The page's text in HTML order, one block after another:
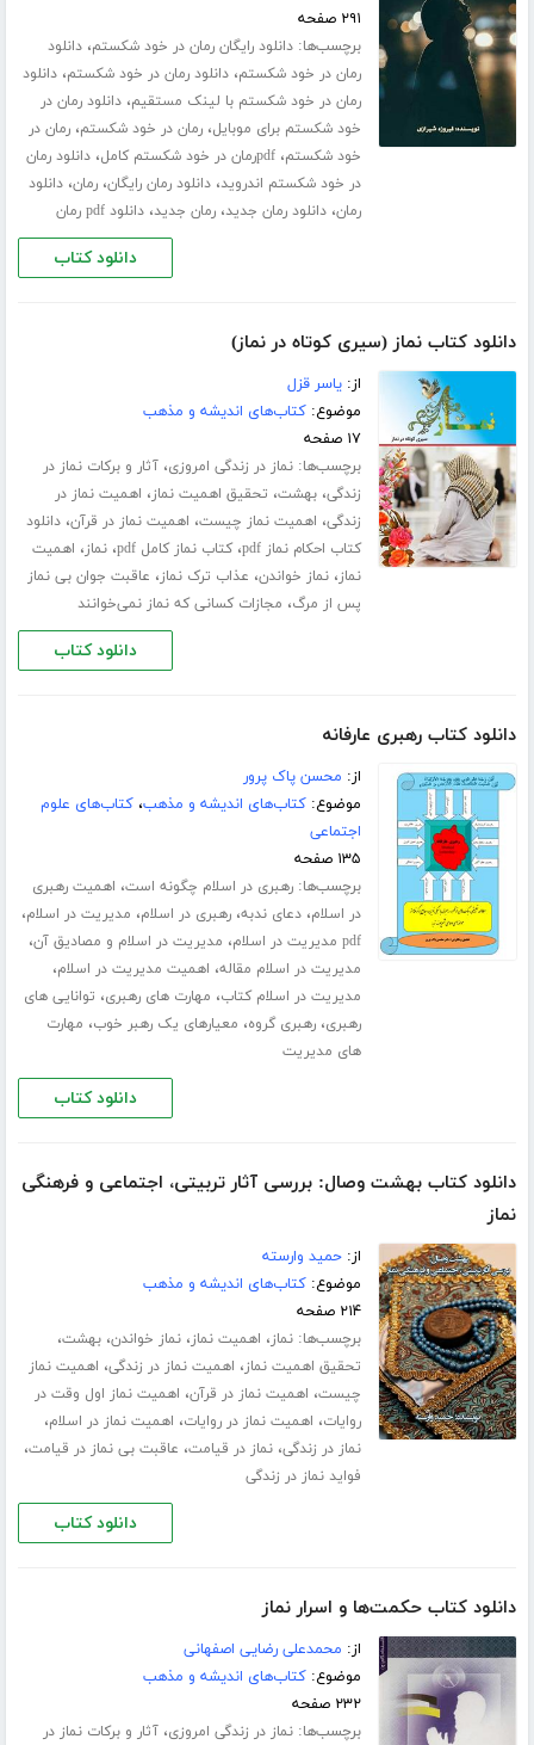
۲۹۱ صفحه
برچسب‌ها:دانلود رایگان رمان در خود شکستم،دانلود
رمان در خود شکستم،دانلود رمان در خود شکستم،دانلود
رمان در خود شکستم با لینک مستقیم،دانلود رمان در
خود شکستم برای موبایل،رمان در خود شکستم،رمان در
خود شکستم،pdfرمان در خود شکستم کامل ،دانلود رمان
در خود شکستم اندروید،دانلود رمان رایگان،رمان،دانلود
رمان،دانلود رمان جدید،رمان جدید،دانلود pdf رمان
دانلود کتاب
دانلود کتاب نماز (سیری کوتاه در نماز)
از:یاسر قزل
موضوع:کتاب‌های اندیشه و مذهب
۱۷ صفحه
برچسب‌ها:نماز در زندگی امروزی،آثار و برکات نماز در
زندگی،بهشت، تحقیق اهمیت نماز، اهمیت نماز در
زندگی، اهمیت نماز چیست، اهمیت نماز در قرآن،دانلود
کتاب احکام نماز pdf
،کتاب نماز کامل pdf ،نماز، اهمیت
نماز،نماز خواندن، عذاب ترک نماز، عاقبت جوان بی نماز
پس از مرگ، مجازات کسانی که نماز نمی‌خوانند
دانلود کتاب
دانلود کتاب رهبری عارفانه
از: محسن پاک پرور
موضوع:کتاب‌های اندیشه و مذهب،کتاب‌های علوم
اجتماعی
۱۳۵ صفحه
برچسب‌ها:رهبری در اسلام چگونه است، اهمیت رهبری
در اسلام،دعای ندبه،رهبری در اسلام، مدیریت در اسلام،
pdf مدیریت در اسلام ، مدیریت در اسلام و مصادیق آن،
مدیریت در اسلام مقاله، اهمیت مدیریت در اسلام،
مدیریت در اسلام کتاب، مهارت های رهبری، توانایی های
رهبری،رهبری گروه، معیارهای یک رهبر خوب، مهارت
های مدیریت
دانلود کتاب
دانلود کتاب بهشت وصال: بررسی آثار تربیتی، اجتماعی و فرهنگی
نماز
از:حمید وارسته
موضوع:کتاب‌های اندیشه و مذهب
۲۱۴ صفحه
برچسب‌ها:نماز، اهمیت نماز،نماز خواندن،بهشت،
تحقیق اهمیت نماز، اهمیت نماز در زندگی، اهمیت نماز
چیست، اهمیت نماز در قرآن، اهمیت نماز اول وقت در
روایات، اهمیت نماز در روایات، اهمیت نماز در اسلام،
نماز در زندگی،نماز در قیامت، عاقبت بی نماز در قیامت،
فواید نماز در زندگی
دانلود کتاب
دانلود کتاب حکمت‌ها و اسرار نماز
از: محمدعلی رضایی اصفهانی
موضوع:کتاب‌های اندیشه و مذهب
۲۳۲ صفحه
برچسب‌ها:نماز در زندگی امروزی،آثار و برکات نماز در